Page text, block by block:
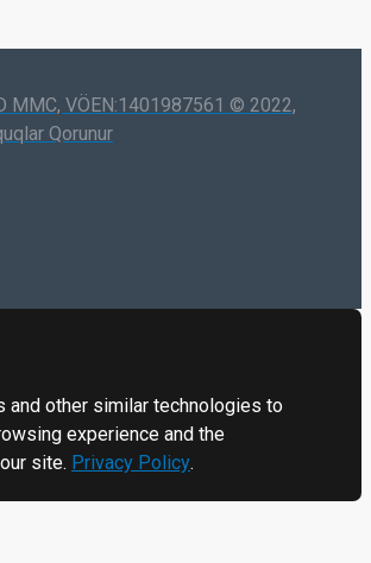
MMC, VÖEN:1401987561 © 2022,
Qorunur
and other similar technologies to
experience and the
site. Privacy Policy.